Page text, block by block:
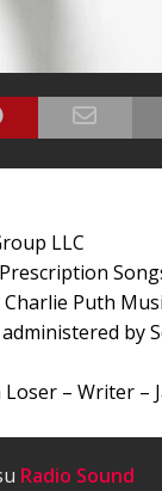
LLC
Puth
by
– Writer –
Radio Sound